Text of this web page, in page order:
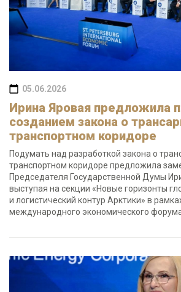
05.06.2026
Ирина Яровая предложила
созданием закона о
транспортном коридоре
Подумать над разработкой закона о
транспортном коридоре предложила
Председателя Государственной Думы
выступая на секции «Новые горизонты
и логистический контур Арктики» в
международного экономического